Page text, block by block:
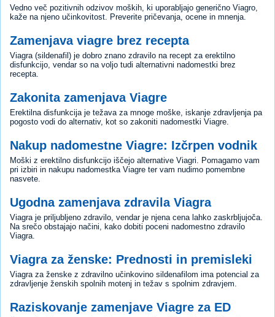
Vedno več pozitivnih odzivov moških, ki uporabljajo generično Viagro,
kaže na njeno učinkovitost. Preverite pričevanja, ocene in mnenja.
Zamenjava viagre brez recepta
Viagra (sildenafil) je dobro znano zdravilo na recept za erektilno
disfunkcijo, vendar so na voljo tudi alternativni nadomestki brez
recepta.
Zakonita zamenjava Viagre
Erektilna disfunkcija je težava za mnoge moške, iskanje zdravljenja pa
pogosto vodi do alternativ, kot so zakoniti nadomestki Viagre.
Nakup nadomestne Viagre: Izčrpen vodnik
Moški z erektilno disfunkcijo iščejo alternative Viagri. Pomagamo vam
pri izbiri in nakupu nadomestka Viagre ter vam nudimo pomembne
nasvete.
Ugodna zamenjava zdravila Viagra
Viagra je priljubljeno zdravilo, vendar je njena cena lahko zaskrbljujoča.
Na srečo obstajajo načini, kako dobiti poceni nadomestno zdravilo
Viagra.
Viagra za ženske: Prednosti in premisleki
Viagra za ženske z zdravilno učinkovino sildenafilom ima potencial za
zdravljenje ženskih spolnih motenj in težav s spolnim zdravjem.
Raziskovanje zamenjave Viagre za ED